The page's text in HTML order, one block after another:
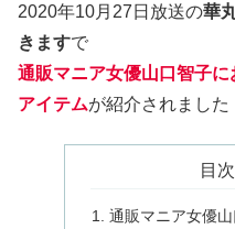
2020年10月27日放送の華
きますで
通販マニア女優山口智子
アイテムが紹介されました
目次
通販マニア女優